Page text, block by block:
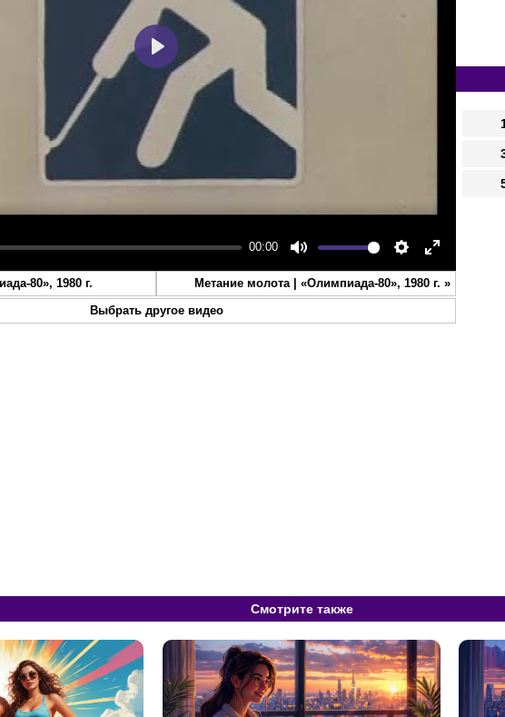
00:00
Mute Settings
Enter
fullscreen
Play
80», 1980 г. Метание молота | «Олимпиада-80», 1980 г. »
Выбрать другое видео
Смотрите также